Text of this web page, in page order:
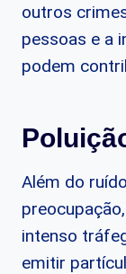
outros
pessoas e a
podem
Além do
intenso
emitir